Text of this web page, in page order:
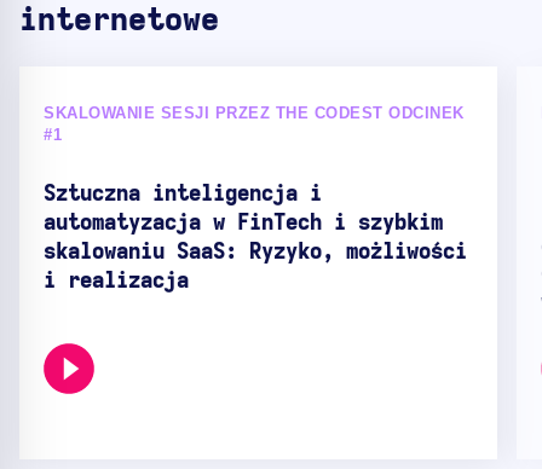
internetowe
SKALOWANIE SESJI PRZEZ THE CODEST ODCINEK
#1
Sztuczna inteligencja i
automatyzacja w FinTech i szybkim
skalowaniu SaaS: Ryzyko, możliwości
i realizacja